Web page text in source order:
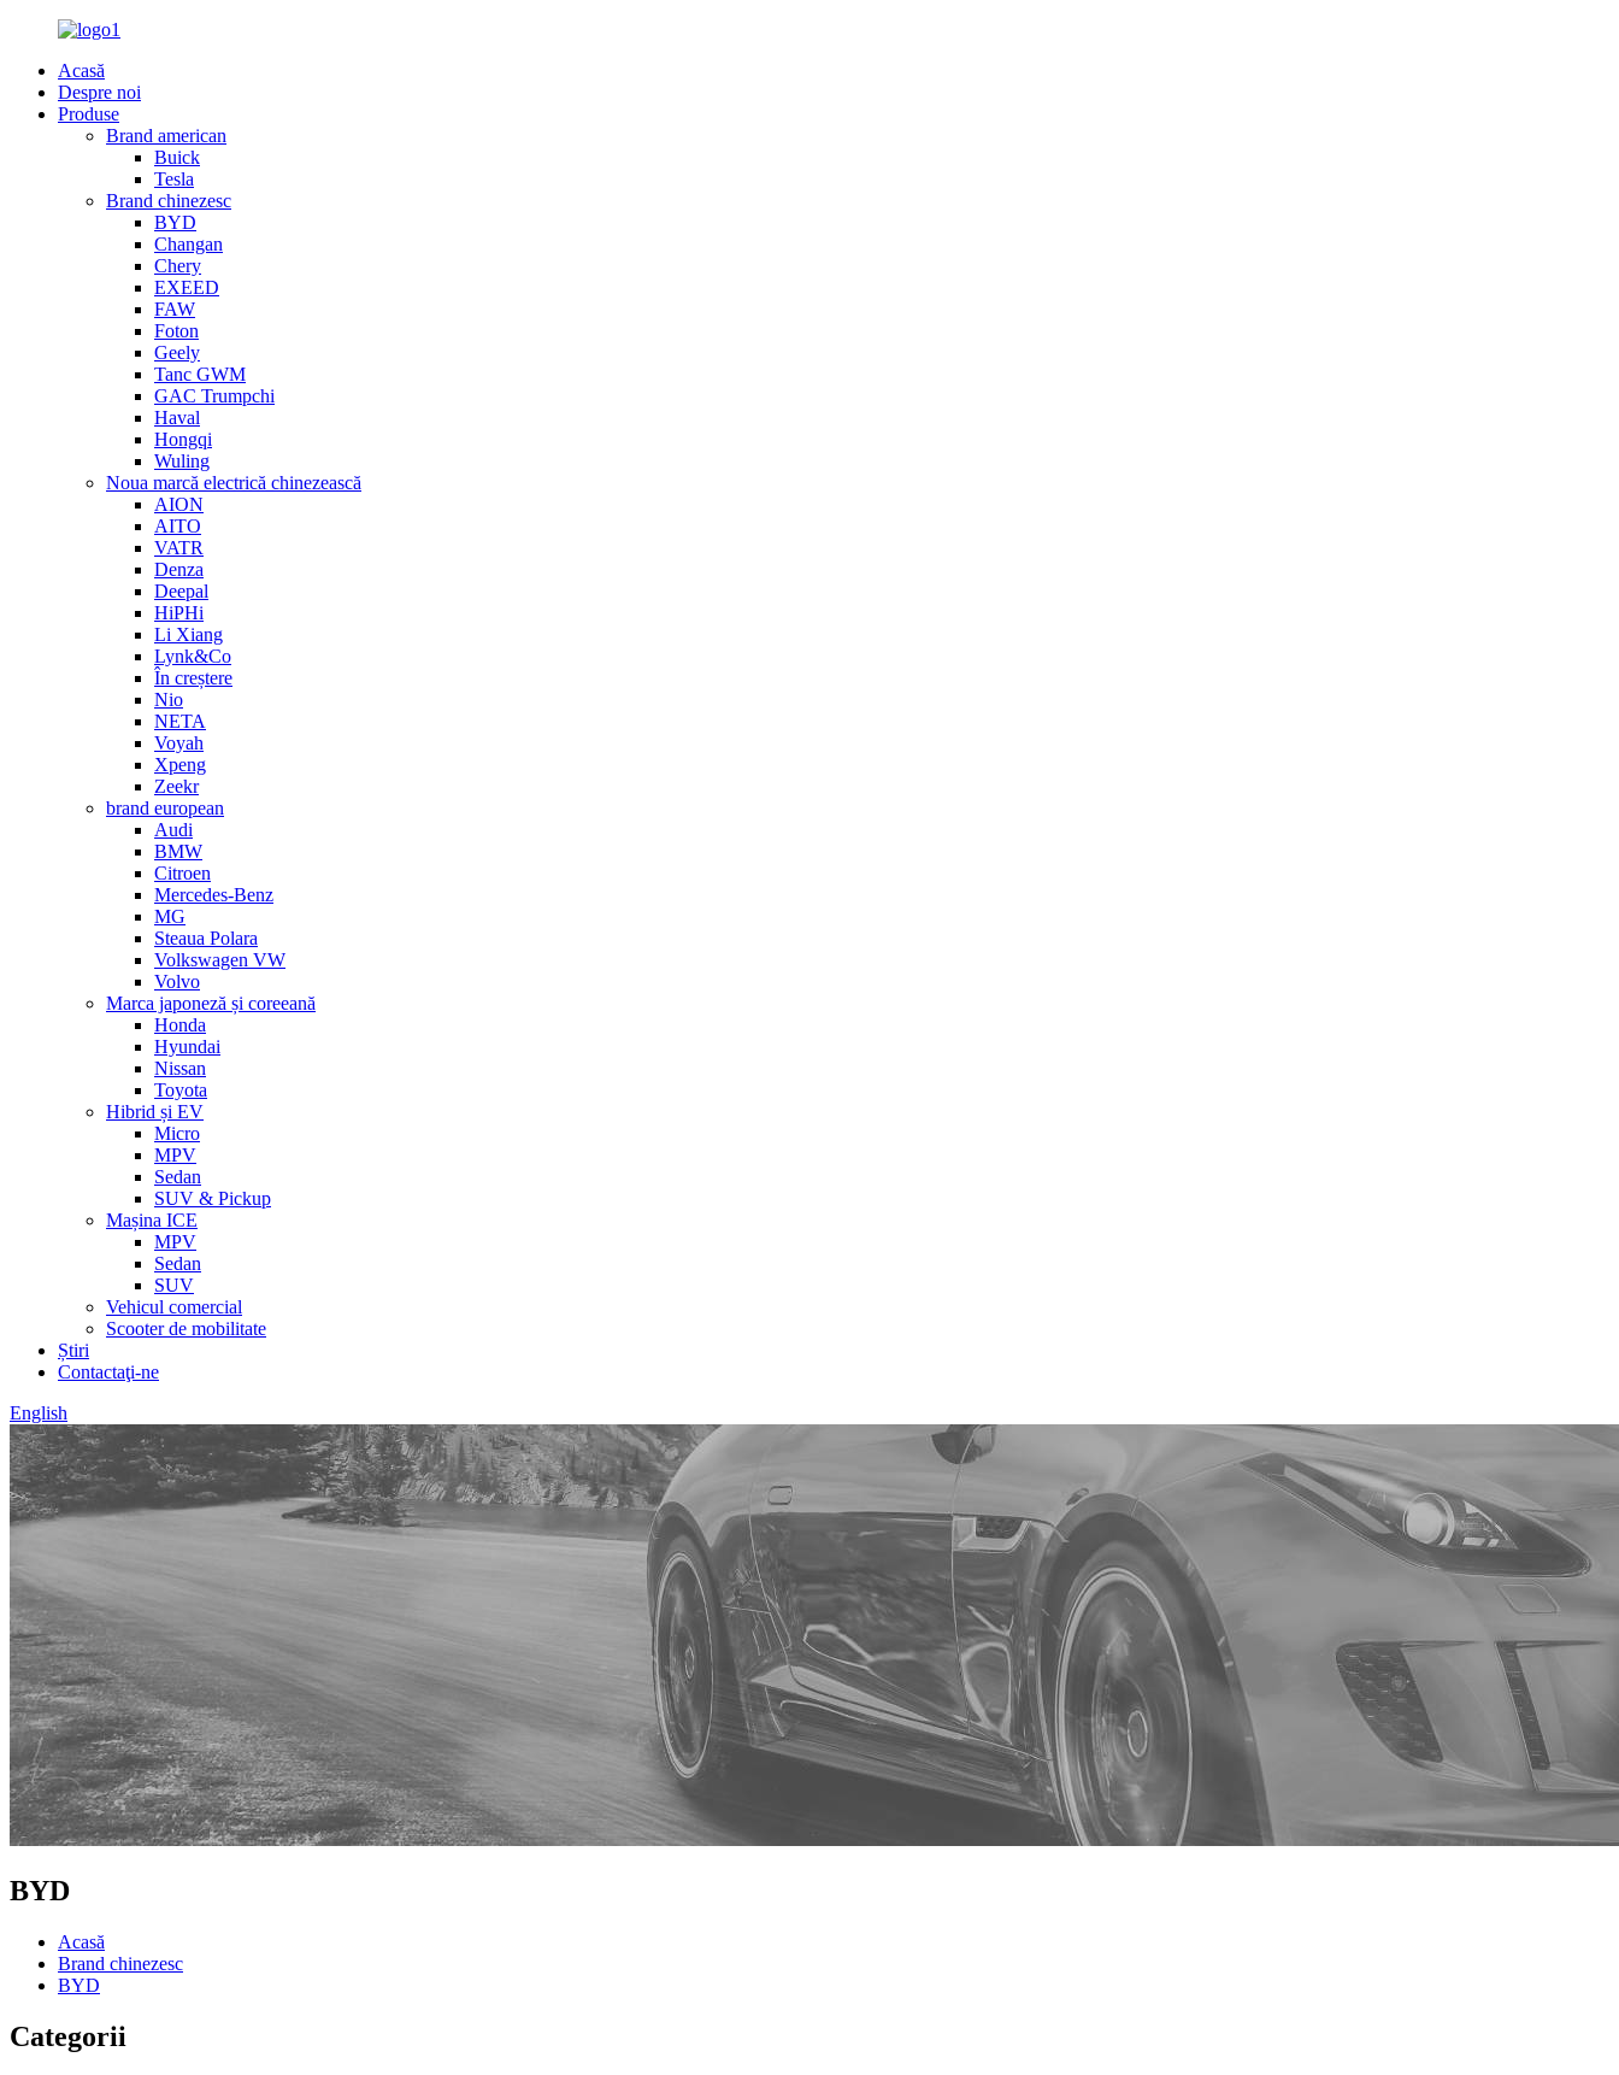
Acasă
Despre noi
Produse
Brand american
Buick
Tesla
Brand chinezesc
BYD
Changan
Chery
EXEED
FAW
Foton
Geely
Tanc GWM
GAC Trumpchi
Haval
Hongqi
Wuling
Noua marcă electrică chinezească
AION
AITO
VATR
Denza
Deepal
HiPHi
Li Xiang
Lynk&Co
În creștere
Nio
NETA
Voyah
Xpeng
Zeekr
brand european
Audi
BMW
Citroen
Mercedes-Benz
MG
Steaua Polara
Volkswagen VW
Volvo
Marca japoneză și coreeană
Honda
Hyundai
Nissan
Toyota
Hibrid și EV
Micro
MPV
Sedan
SUV & Pickup
Mașina ICE
MPV
Sedan
SUV
Vehicul comercial
Scooter de mobilitate
Știri
Contactaţi-ne
English
BYD
Acasă
Brand chinezesc
BYD
Categorii